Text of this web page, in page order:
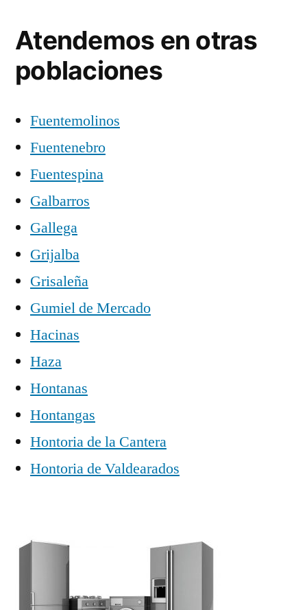
Atendemos en otras
poblaciones
Fuentemolinos
Fuentenebro
Fuentespina
Galbarros
Gallega
Grijalba
Grisaleña
Gumiel de Mercado
Hacinas
Haza
Hontanas
Hontangas
Hontoria de la Cantera
Hontoria de Valdearados